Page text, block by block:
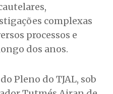
complexas
processos e
dos anos.
Pleno do TJAL, sob